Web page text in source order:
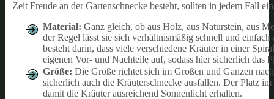
Zeit Freude an der Gartenschnecke besteht, sollten in jedem Fall
Material: Ganz gleich, ob aus Holz, aus Naturstein, aus
der Regel lässt sie sich verhältnismäßig schnell und
besteht darin, dass viele verschiedene Kräuter in einer
eigenen Vor- und Nachteile auf, sodass hier sicherlich das
Größe: Die Größe richtet sich im Großen und Ganzen
sicherlich auch die Kräuterschnecke ausfallen. Der Platz
damit die Kräuter ausreichend Sonnenlicht erhalten.